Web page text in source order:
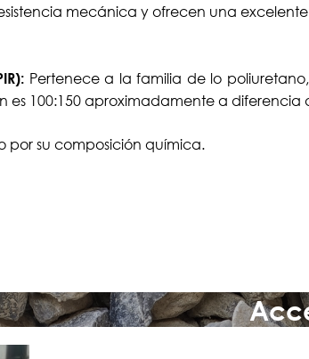
mecánica y ofrecen una
Pertenece a la familia de lo
100:150 aproximadamente a diferencia
por su composición química.